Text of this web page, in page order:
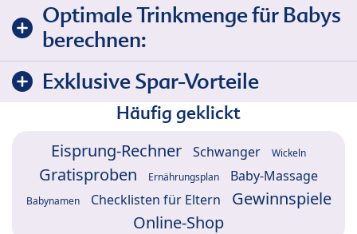
Optimale Trinkmenge für Babys
berechnen:
Exklusive Spar-Vorteile
Häufig geklickt
Eisprung-Rechner Schwanger Wickeln
Gratisproben Ernährungsplan Baby-Massage
Babynamen Checklisten für Eltern
Gewinnspiele
Online-Shop